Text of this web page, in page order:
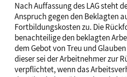
Nach Auffassung des LAG steht
Anspruch gegen den Beklagten
Fortbildungskosten zu. Die
benachteilige den beklagten
dem Gebot von Treu und
dieser sei der Arbeitnehmer zur
verpflichtet, wenn das